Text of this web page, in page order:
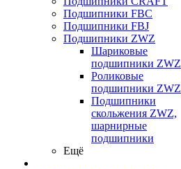
Подшипники FBC
Подшипники FBJ
Подшипники ZWZ
Шариковые
подшипники ZWZ
Роликовые
подшипники ZWZ
Подшипники
скольжения ZWZ,
шарнирные
подшипники
Ещё